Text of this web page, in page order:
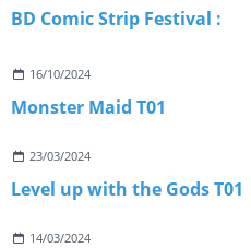
BD Comic Strip Festival :
16/10/2024
Monster Maid T01
23/03/2024
Level up with the Gods T01
14/03/2024